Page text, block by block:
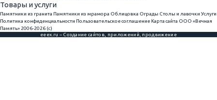
Товары и услуги
Памятники из гранита Памятники из мрамора Облицовка Ограды Столы и лавочки Услуги
Политика конфиденциальности Пользовательское соглашение Карта сайта ООО «Вечная
Память» 2006-2026 (с)
eeex.ru – Создание сайтов, приложений, продвижение